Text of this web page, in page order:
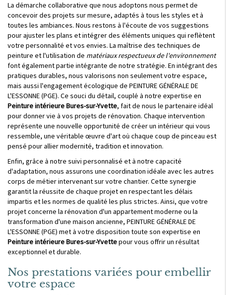
La démarche collaborative que nous adoptons nous permet de
concevoir des projets sur mesure, adaptés à tous les styles et à
toutes les ambiances. Nous restons à l'écoute de vos suggestions
pour ajuster les plans et intégrer des éléments uniques qui reflètent
votre personnalité et vos envies. La maîtrise des techniques de
peinture et l'utilisation de matériaux respectueux de l'environnement
font également partie intégrante de notre stratégie. En intégrant des
pratiques durables, nous valorisons non seulement votre espace,
mais aussi l'engagement écologique de PEINTURE GÉNÉRALE DE
L'ESSONNE (PGE). Ce souci du détail, couplé à notre expertise en
Peinture intérieure Bures-sur-Yvette, fait de nous le partenaire idéal
pour donner vie à vos projets de rénovation. Chaque intervention
représente une nouvelle opportunité de créer un intérieur qui vous
ressemble, une véritable œuvre d'art où chaque coup de pinceau est
pensé pour allier modernité, tradition et innovation.
Enfin, grâce à notre suivi personnalisé et à notre capacité
d'adaptation, nous assurons une coordination idéale avec les autres
corps de métier intervenant sur votre chantier. Cette synergie
garantit la réussite de chaque projet en respectant les délais
impartis et les normes de qualité les plus strictes. Ainsi, que votre
projet concerne la rénovation d'un appartement moderne ou la
transformation d'une maison ancienne, PEINTURE GÉNÉRALE DE
L'ESSONNE (PGE) met à votre disposition toute son expertise en
Peinture intérieure Bures-sur-Yvettepour vous offrir un résultat
exceptionnel et durable.
Nos prestations variées pour embellir
votre espace